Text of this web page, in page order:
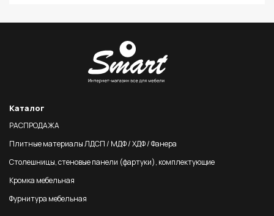
Каталог
РАСПРОДАЖА
Плитные материалы ЛДСП / МДФ / ХДФ / Фанера
Столешницы, стеновые панели (фартуки), комплектующие
Кромка мебельная
Фурнитура мебельная